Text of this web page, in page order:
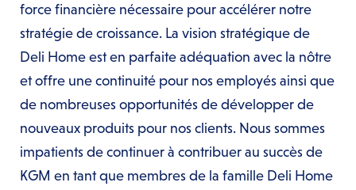
force financière nécessaire pour accélérer notre
stratégie de croissance. La vision stratégique de
Deli Home est en parfaite adéquation avec la nôtre
et offre une continuité pour nos employés ainsi que
de nombreuses opportunités de développer de
nouveaux produits pour nos clients. Nous sommes
impatients de continuer à contribuer au succès de
KGM en tant que membres de la famille Deli Home